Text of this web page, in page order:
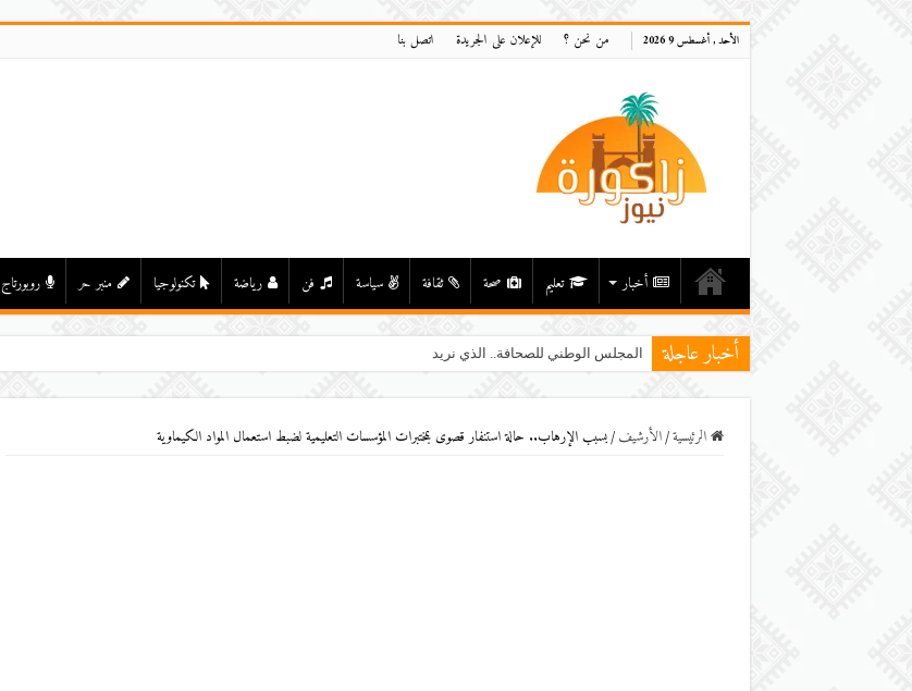
الأحد , أغسطس 9 2026 من نحن ؟ للإعلان على الجريدة اتصل بنا
أخبار تعليم صحة ثقافة سياسة فن رياضة تكنولوجيا منبر حر روبورتاج
أخبار عاجلة المجلس الوطني للصحافة.. الذي نريد
الرئيسية/اﻷرشيف/بسبب الإرهاب.. حالة استنفار قصوى بمختبرات المؤسسات التعليمية لضبط استعمال المواد الكيماوية